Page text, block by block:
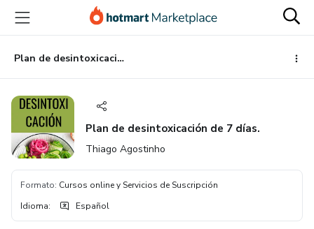
principal
página
de
página
Plan de desintoxicación de 7 días.
Plan de desintoxicación de 7 días.
Thiago Agostinho
Formato: Cursos online y Servicios de Suscripción
Idioma: Español